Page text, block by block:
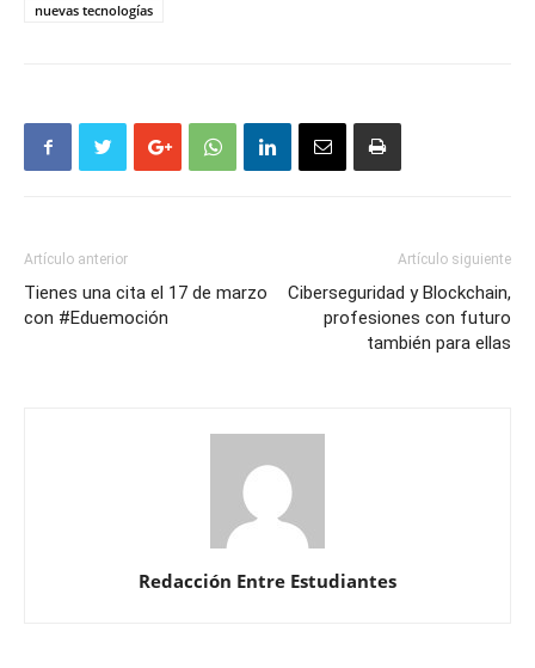
nuevas tecnologías
Artículo anterior
Tienes una cita el 17 de marzo
con #Eduemoción
Artículo siguiente
Ciberseguridad y Blockchain,
profesiones con futuro
también para ellas
Redacción Entre Estudiantes